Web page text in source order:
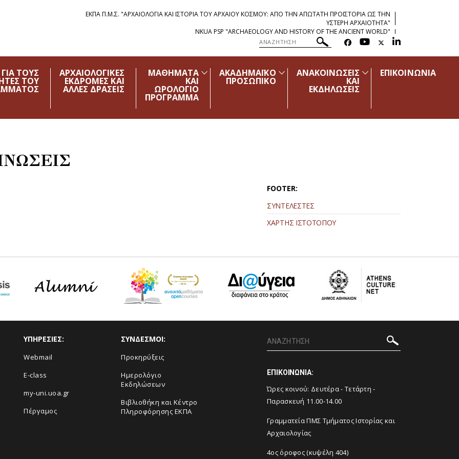
ΕΚΠΑ Π.Μ.Σ. "ΑΡΧΑΙΟΛΟΓΙΑ ΚΑΙ ΙΣΤΟΡΙΑ ΤΟΥ ΑΡΧΑΙΟΥ ΚΟΣΜΟΥ: ΑΠΟ ΤΗΝ ΑΠΩΤΑΤΗ ΠΡΟΪΣΤΟΡΙΑ ΩΣ ΤΗΝ
ΥΣΤΕΡΗ ΑΡΧΑΙΟΤΗΤΑ"
NKUA PSP "ARCHAEOLOGY AND HISTORY OF THE ANCIENT WORLD"
ΓΙΑ ΤΟΥΣ
ΤΟΥ
ΑΡΧΑΙΟΛΟΓΙΚΕΣ
ΕΚΔΡΟΜΕΣ ΚΑΙ
ΑΛΛΕΣ ΔΡΑΣΕΙΣ
ΜΑΘΗΜΑΤΑ
ΚΑΙ
ΩΡΟΛΟΓΙΟ
ΠΡΟΓΡΑΜΜΑ
ΑΚΑΔΗΜΑΪΚΟ
ΠΡΟΣΩΠΙΚΟ
ΑΝΑΚΟΙΝΩΣΕΙΣ
ΚΑΙ
ΕΚΔΗΛΩΣΕΙΣ
ΕΠΙΚΟΙΝΩΝΙΑ
FOOTER:
ΣΥΝΤΕΛΕΣΤΕΣ
ΧΑΡΤΗΣ ΙΣΤΟΤΟΠΟΥ
ΥΠΗΡΕΣΙΕΣ:
Webmail
E-class
my-uni.uoa.gr
Πέργαμος
ΣΥΝΔΕΣΜΟΙ:
Προκηρύξεις
Ημερολόγιο
Εκδηλώσεων
Βιβλιοθήκη και Κέντρο
Πληροφόρησης ΕΚΠΑ
ΕΠΙΚΟΙΝΩΝΙΑ:
Ώρες κοινού: Δευτέρα - Τετάρτη -
Παρασκευή 11.00-14.00
Γραμματεία ΠΜΣ Τμήματος Ιστορίας και
Αρχαιολογίας
4ος όροφος (κυψέλη 404)